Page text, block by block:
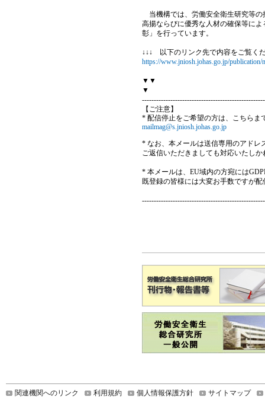
当機構では、労働安全衛生研究等の
高揚ならびに優秀な人材の確保等に
彰」を行っています。
↓↓↓ 以下のリンク先で内容をご覧く
https://www.jniosh.johas.go.jp/publication/
▼▼
▼
【ご注意】
* 配信停止をご希望の方は、こちらま
mailmag@s.jniosh.johas.go.jp
* なお、本メールは送信専用のアドレ
ご返信いただきましても対応いたし
* 本メールは、EU域内の方宛には
既登録の皆様には大変お手数ですが
関連機関へのリンク 利用規約 個人情報保護方針 サイトマップ